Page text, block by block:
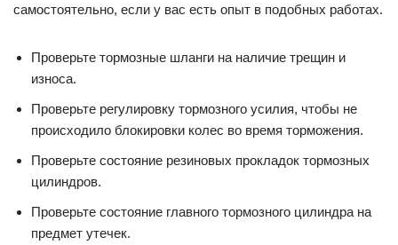
самостоятельно, если у вас есть опыт в подобных работах.
Проверьте тормозные шланги на наличие трещин и
износа.
Проверьте регулировку тормозного усилия, чтобы не
происходило блокировки колес во время торможения.
Проверьте состояние резиновых прокладок тормозных
цилиндров.
Проверьте состояние главного тормозного цилиндра на
предмет утечек.